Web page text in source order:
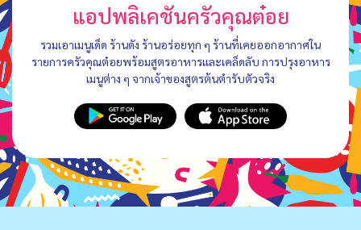
แอปพลิเคชันครัวคุณต๋อย
รวมเอาเมนูเด็ด ร้านดัง ร้านอร่อยทุก ๆ ร้านที่เคยออกอากาศใน
รายการครัวคุณต๋อยพร้อมสูตรอาหารและเคล็ดลับ การปรุงอาหาร
เมนูต่าง ๆ จากเจ้าของสูตรต้นตำรับตัวจริง